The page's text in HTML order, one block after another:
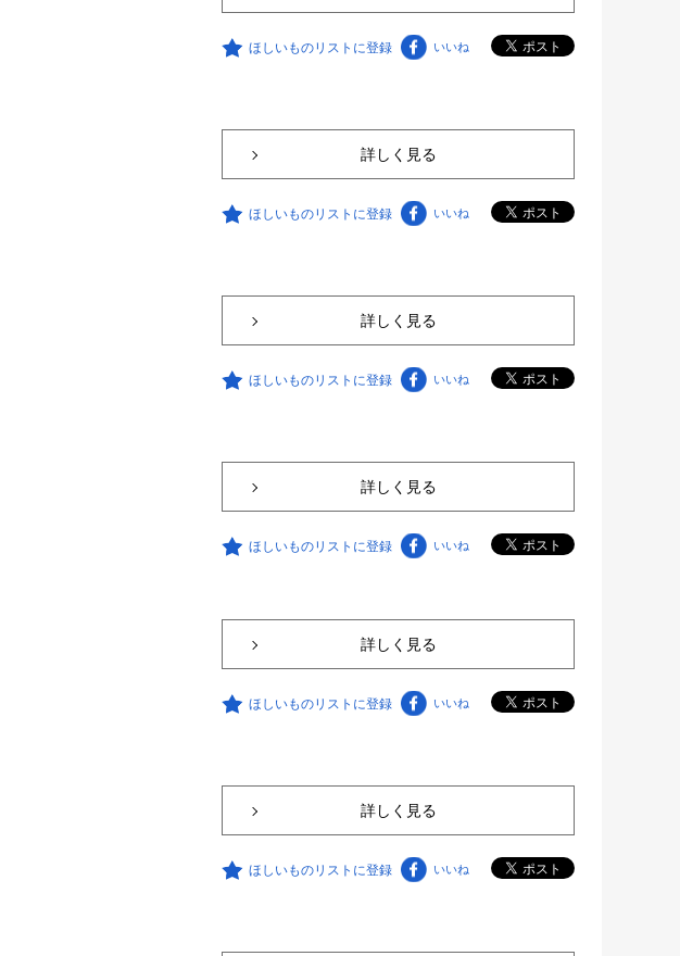
ほしいものリストに登録 いいね
詳しく見る
ほしいものリストに登録 いいね
詳しく見る
ほしいものリストに登録 いいね
詳しく見る
ほしいものリストに登録 いいね
詳しく見る
ほしいものリストに登録 いいね
詳しく見る
ほしいものリストに登録 いいね